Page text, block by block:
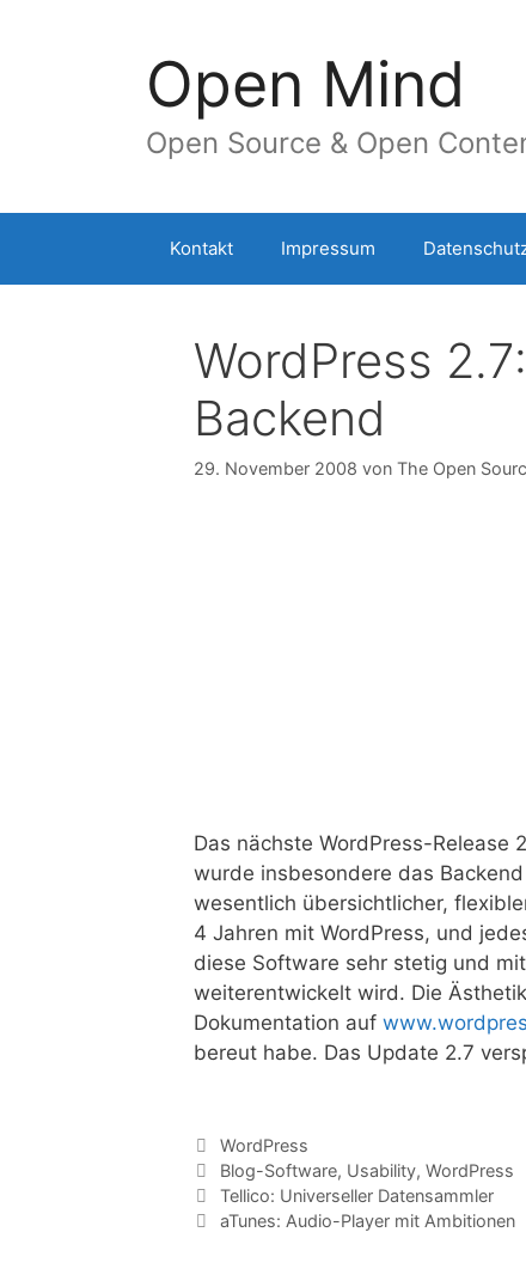
Open Mind
Open Source & Open
Kontakt Impressum
WordPress
Backend
29. November 2008 von The Open
Das nächste WordPress-Release
wurde insbesondere das
wesentlich übersichtlicher,
4 Jahren mit WordPress, und
diese Software sehr stetig und
weiterentwickelt wird. Die
Dokumentation auf
bereut habe. Das Update 2.7
Kategorien
WordPress
Tags
Blog-Software, Usability, WordPress
Tellico: Universeller Datensammler
aTunes: Audio-Player mit Ambitionen